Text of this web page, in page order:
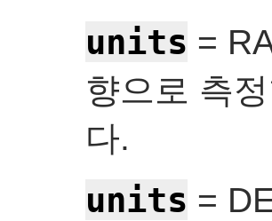
units =
향으로 측
다.
units =